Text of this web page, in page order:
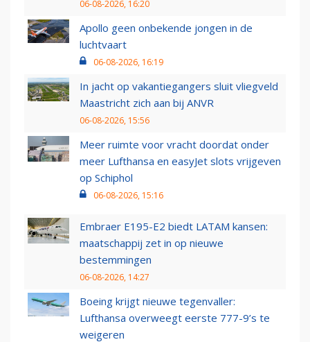
06-08-2026, 16:20
Apollo geen onbekende jongen in de
luchtvaart
06-08-2026, 16:19
In jacht op vakantiegangers sluit vliegveld
Maastricht zich aan bij ANVR
06-08-2026, 15:56
Meer ruimte voor vracht doordat onder
meer Lufthansa en easyJet slots vrijgeven
op Schiphol
06-08-2026, 15:16
Embraer E195-E2 biedt LATAM kansen:
maatschappij zet in op nieuwe
bestemmingen
06-08-2026, 14:27
Boeing krijgt nieuwe tegenvaller:
Lufthansa overweegt eerste 777-9’s te
weigeren